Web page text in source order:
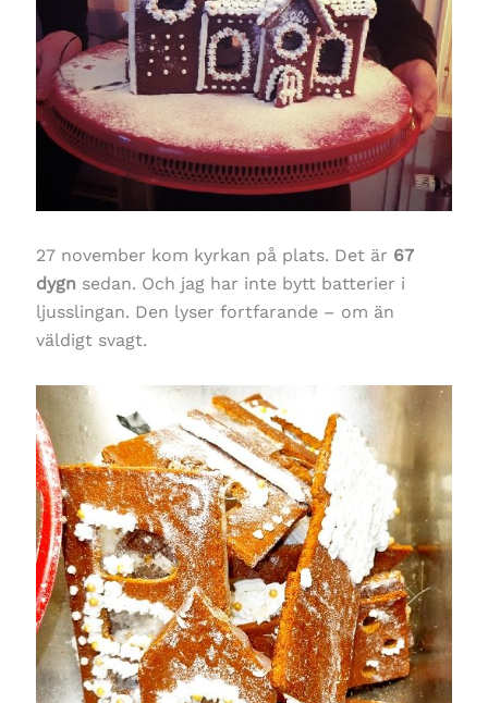
27 november kom kyrkan på plats. Det är 67
dygn sedan. Och jag har inte bytt batterier i
ljusslingan. Den lyser fortfarande – om än
väldigt svagt.